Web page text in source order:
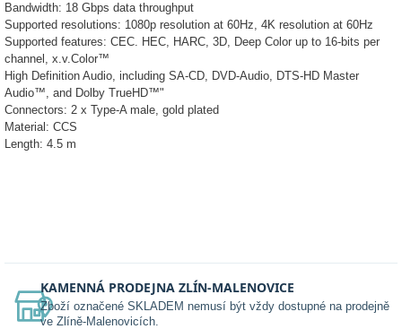
Bandwidth: 18 Gbps data throughput
Supported resolutions: 1080p resolution at 60Hz, 4K resolution at 60Hz
Supported features: CEC. HEC, HARC, 3D, Deep Color up to 16-bits per
channel, x.v.Color™
High Definition Audio, including SA-CD, DVD-Audio, DTS-HD Master
Audio™, and Dolby TrueHD™"
Connectors: 2 x Type-A male, gold plated
Material: CCS
Length: 4.5 m
KAMENNÁ PRODEJNA ZLÍN-MALENOVICE
Zboží označené SKLADEM nemusí být vždy dostupné na prodejně
ve Zlíně-Malenovicích.